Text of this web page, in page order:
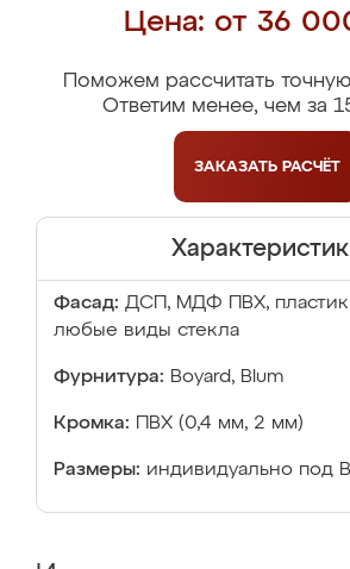
Цена: от 36
Поможем рассчитать
Ответим менее, чем за
ЗАКАЗАТЬ РАСЧЁТ
Фасад: ДСП, МДФ ПВХ, пластик
любые виды стекла
Фурнитура: Boyard, Blum
Кромка: ПВХ (0,4 мм, 2 мм)
Размеры: индивидуально под